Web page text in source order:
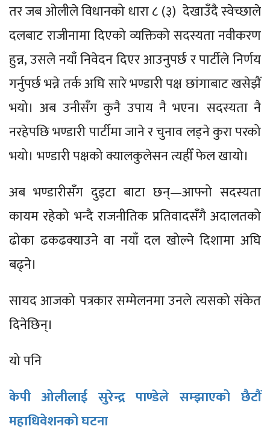
तर जब ओलीले विधानको धारा ८ (३) देखाउँदै स्वेच्छाले
दलबाट राजीनामा दिएको व्यक्तिको सदस्यता नवीकरण
हुन्न, उसले नयाँ निवेदन दिएर आउनुपर्छ र पार्टीले निर्णय
गर्नुपर्छ भन्ने तर्क अघि सारे भण्डारी पक्ष छांगाबाट खसेझैं
भयो। अब उनीसँग कुनै उपाय नै भएन। सदस्यता नै
नरहेपछि भण्डारी पार्टीमा जाने र चुनाव लड्ने कुरा परको
भयो। भण्डारी पक्षको क्यालकुलेसन त्यहीँ फेल खायो।
अब भण्डारीसँग दुइटा बाटा छन्—आफ्नो सदस्यता
कायम रहेको भन्दै राजनीतिक प्रतिवादसँगै अदालतको
ढोका ढकढक्याउने वा नयाँ दल खोल्ने दिशामा अघि
बढ्ने।
सायद आजको पत्रकार सम्मेलनमा उनले त्यसको संकेत
दिनेछिन्।
यो पनि
केपी ओलीलाई सुरेन्द्र पाण्डेले सम्झाएको छैटौं
महाधिवेशनको घटना